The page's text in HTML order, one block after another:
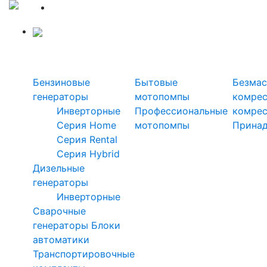
Бензиновые
генераторы
Инверторные
Серия Home
Серия Rental
Серия Hybrid
Дизельные
генераторы
Инверторные
Сварочные
генераторы Блоки
автоматики
Транспортировочные
Бытовые
мотопомпы
Профессиональные
мотопомпы